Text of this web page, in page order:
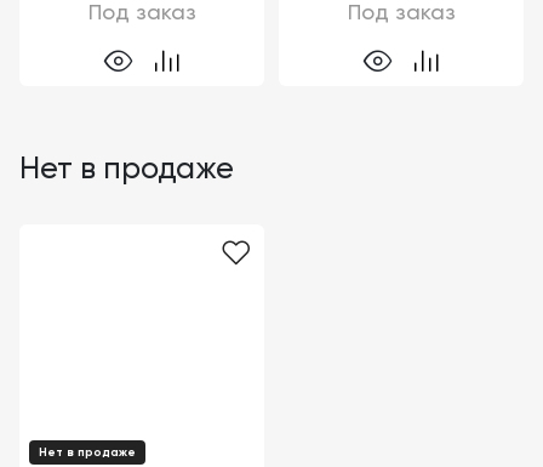
90-
93
Под заказ Под заказ
Нет в продаже
Нет в продаже